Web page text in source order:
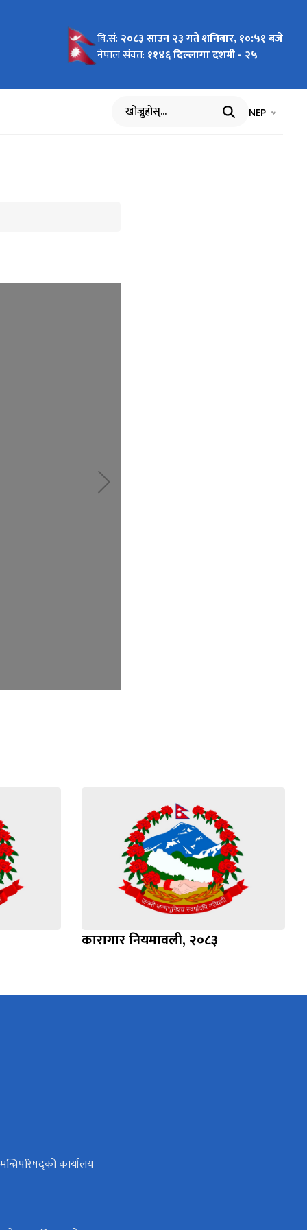
वि.सं: २०८३ साउन २३ गते शनिबार, १०:५१ बजे
नेपाल संवत: ११४६ दिल्लागा दशमी - २५
खोज्नुहोस् भाषा चयन
NEP
कारागार नियमावली, २०८३
कार्यालय